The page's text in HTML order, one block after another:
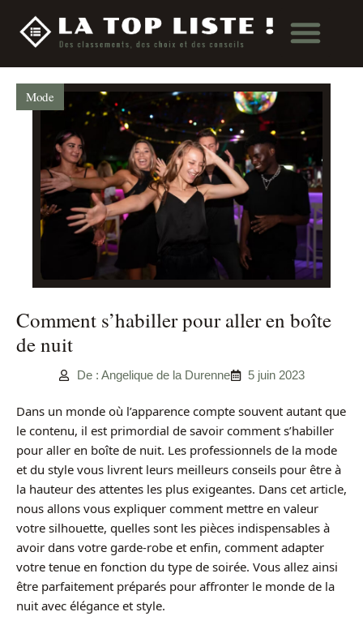
Mode
Comment s’habiller pour aller en boîte
de nuit
De : Angelique de la Durenne 5 juin 2023
Dans un monde où l’apparence compte souvent autant que
le contenu, il est primordial de savoir comment s’habiller
pour aller en boîte de nuit. Les professionnels de la mode
et du style vous livrent leurs meilleurs conseils pour être à
la hauteur des attentes les plus exigeantes. Dans cet article,
nous allons vous expliquer comment mettre en valeur
votre silhouette, quelles sont les pièces indispensables à
avoir dans votre garde-robe et enfin, comment adapter
votre tenue en fonction du type de soirée. Vous allez ainsi
être parfaitement préparés pour affronter le monde de la
nuit avec élégance et style.